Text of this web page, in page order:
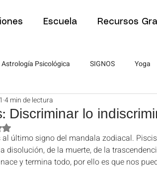
Escuela Recursos
Astrología Psicológica SIGNOS Yoga
Psicología
Artículos para estudiantes Artículos para
Discriminar lo
4 min de lectura
NaN de 5 estrellas.
al último signo del mandala zodiacal.
disolución, de la muerte, de la
y termina todo, por ello es que nos